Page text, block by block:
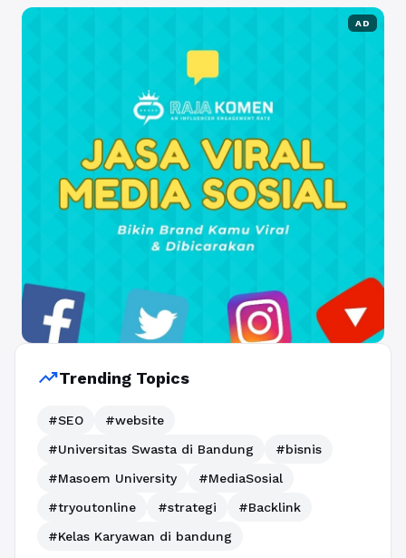
AD
trending_upTrending Topics
#SEO
#website
#Universitas Swasta di Bandung
#bisnis
#Masoem University
#MediaSosial
#tryoutonline
#strategi
#Backlink
#Kelas Karyawan di bandung